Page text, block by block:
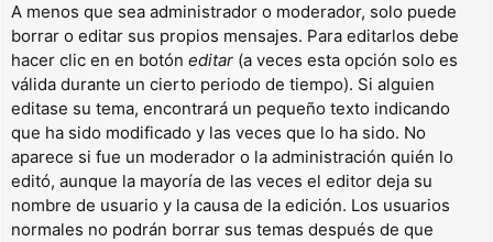
A menos que sea administrador o moderador, solo puede
borrar o editar sus propios mensajes. Para editarlos debe
hacer clic en en botón editar (a veces esta opción solo es
válida durante un cierto periodo de tiempo). Si alguien
editase su tema, encontrará un pequeño texto indicando
que ha sido modificado y las veces que lo ha sido. No
aparece si fue un moderador o la administración quién lo
editó, aunque la mayoría de las veces el editor deja su
nombre de usuario y la causa de la edición. Los usuarios
normales no podrán borrar sus temas después de que